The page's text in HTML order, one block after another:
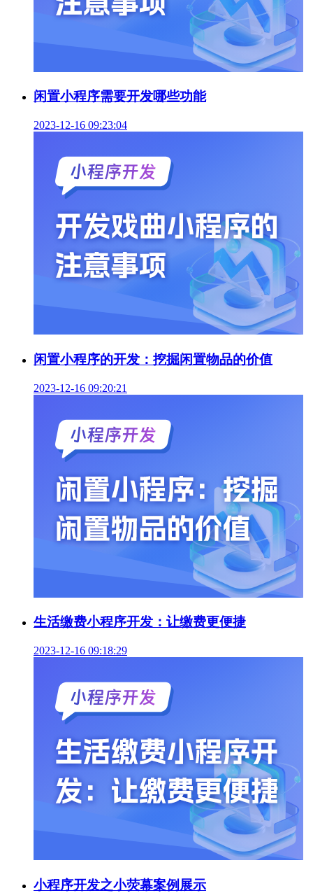
闲置小程序需要开发哪些功能
2023-12-16 09:23:04
闲置小程序的开发：挖掘闲置物品的价值
2023-12-16 09:20:21
生活缴费小程序开发：让缴费更便捷
2023-12-16 09:18:29
小程序开发之小荧幕案例展示